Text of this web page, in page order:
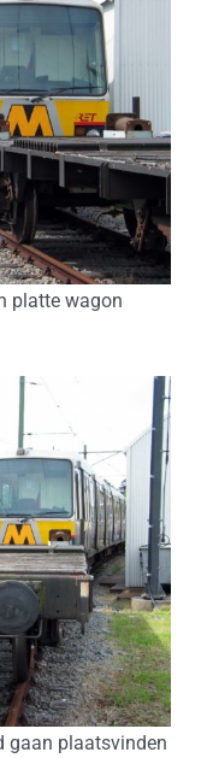
platte wagon
gaan plaatsvinden